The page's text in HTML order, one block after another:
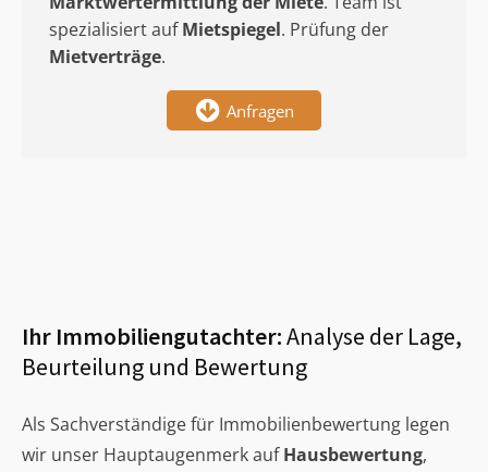
spezialisiert aufMietspiegel. Prüfung der
Mietverträge.
Anfragen
Ihr Immobiliengutachter:Analyse der Lage,
Beurteilung und Bewertung
Als Sachverständige für Immobilienbewertung legen
wir unser Hauptaugenmerk aufHausbewertung,